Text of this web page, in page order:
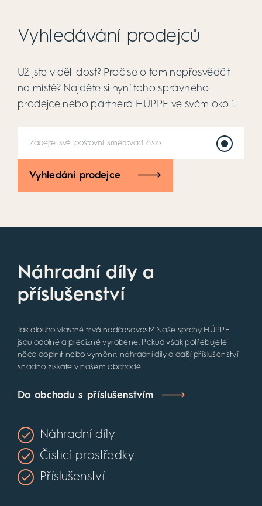
Vyhledávání prodejců
Už jste viděli dost? Proč se o tom nepřesvědčit
na místě? Najděte si nyní toho správného
prodejce nebo partnera HÜPPE ve svém okolí.
Vyhledání prodejce
Náhradní díly a
příslušenství
Jak dlouho vlastně trvá nadčasovost? Naše sprchy HÜPPE
jsou odolné a precizně vyrobené. Pokud však potřebujete
něco doplnit nebo vyměnit, náhradní díly a další příslušenství
snadno získáte v našem obchodě.
Do obchodu s příslušenstvím
Náhradní díly
Čisticí prostředky
Příslušenství